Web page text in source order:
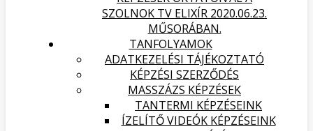
SZOLNOK TV ELIXÍR 2020.06.23.
MŰSORÁBAN.
TANFOLYAMOK
ADATKEZELÉSI TÁJÉKOZTATÓ
KÉPZÉSI SZERZŐDÉS
MASSZÁZS KÉPZÉSEK
TANTERMI KÉPZÉSEINK
ÍZELÍTŐ VIDEÓK KÉPZÉSEINK